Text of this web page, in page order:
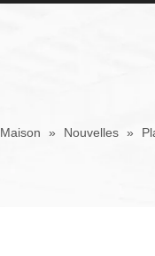
Maison » Nouvelles »